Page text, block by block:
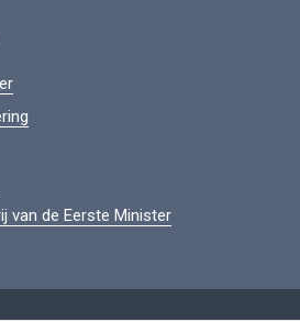
van de Eerste Minister